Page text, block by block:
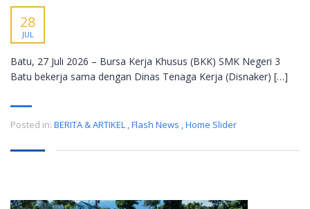
28
JUL
Batu, 27 Juli 2026 – Bursa Kerja Khusus (BKK) SMK Negeri 3
Batu bekerja sama dengan Dinas Tenaga Kerja (Disnaker) […]
Posted in: BERITA & ARTIKEL ,Flash News ,Home Slider